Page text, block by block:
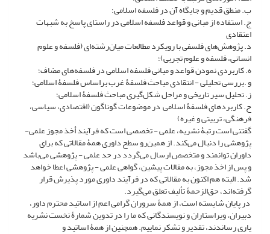
ب. منطق قدیم و جایگاه آن در فلسفه اسلامی؛
ج. استفاده از مبانی و قواعد فلسفه اسلامی در راستای پاسخ به شبهات
اعتقادی
د. پژوهش‌های فلسفی با رویکرد مطالعات میان‌رشته‌ای (فلسفه و علوم
انسانی، فلسفه و علوم تجربی)؛
ه. کاربردی نمودن قواعد و مبانی فلسفه اسلامی در فلسفه‌های مضاف؛
و .بررسی تحلیلی - انتقادی مباحث فلسفۀ غرب براساس فلسفۀ اسلامی؛
ز. تحلیل سیر تاریخی و مراحل شکل‌گیری مباحث فلسفۀ اسلامی؛
ح. کاربردهای فلسفۀ اسلامی در موضوعات گوناگون (اقتصادی، سیاسی،
فرهنگی، تربیتی و غیره)
گفتنی است رتبۀ نشریه، علمی - تخصصی است که فرآیند أخذ مجوز علمی-
پژوهشی را دنبال می‌کند. از همین‌رو سطح داوری همۀ مقالاتی که برای
داوران توانمند و متخصص ارسال می‌گردد در حد علمی - پژوهشی می‌باشد
و پس از اخذ مجوز، به مقالات پیشین، گواهی علمی - پژوهشی اعطا خواهد
شد. البته هم اکنون به مقالاتی که در فرآیند داوری مورد پذیرش قرار
گرفته‌اند، حق‌الزحمۀ تألیف تعلق می‌گیرد.
در پایان شایسته است، از همۀ سروران گرامی اعم از اساتید محترم داور،
دبیران، ویراستاران و نویسندگانی که ما را در تدوین شمارۀ نخست نشریه
یاری رساندند، تقدیر و تشکر نماییم. همچنین از همۀ اساتید و